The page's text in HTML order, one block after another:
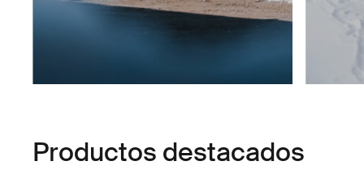
Productos destacados